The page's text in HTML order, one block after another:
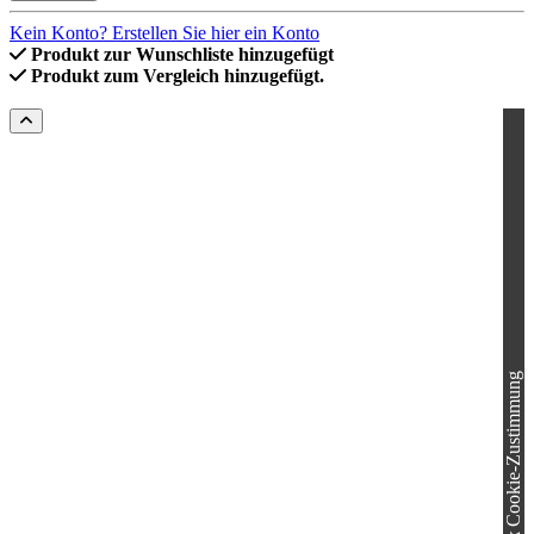
Kein Konto? Erstellen Sie hier ein Konto
Produkt zur Wunschliste hinzugefügt
Produkt zum Vergleich hinzugefügt.
Cookie-Zustimmung